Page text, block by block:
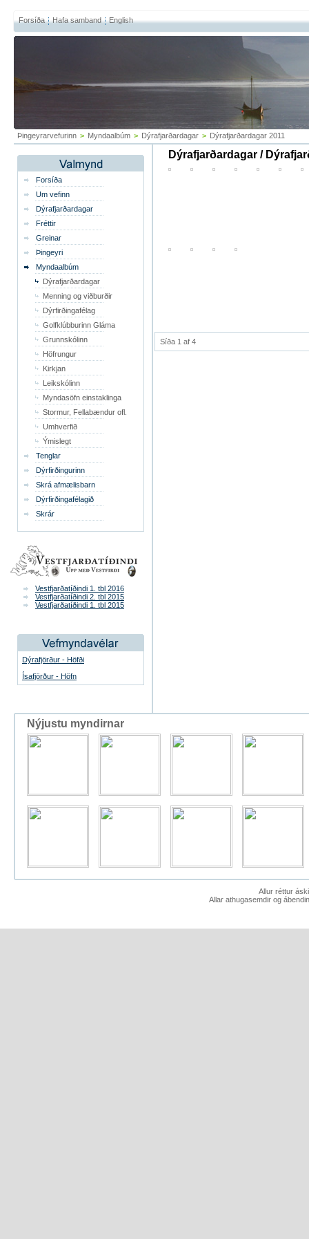
Forsíða Hafa samband English
Þingeyrarvefurinn > Myndaalbúm > Dýrafjarðardagar > Dýrafjarðardagar 2011
Forsíða
Um vefinn
Dýrafjarðardagar
Fréttir
Greinar
Þingeyri
Myndaalbúm
Dýrafjarðardagar
Menning og viðburðir
Dýrfirðingafélag
Golfklúbburinn Gláma
Grunnskólinn
Höfrungur
Kirkjan
Leikskólinn
Myndasöfn einstaklinga
Stormur, Fellabændur ofl.
Umhverfið
Ýmislegt
Tenglar
Dýrfirðingurinn
Skrá afmælisbarn
Dýrfirðingafélagið
Skrár
Vestfjarðatíðindi 1. tbl 2016
Vestfjarðatíðindi 2. tbl 2015
Vestfjarðatíðindi 1. tbl 2015
Dýrafjörður - Höfði
Ísafjörður - Höfn
Dýrafjarðardagar /
Síða 1 af 4
Nýjustu myndirnar
Allur réttur
Allar athugasemdir og